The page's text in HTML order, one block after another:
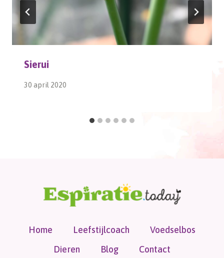
Sierui
30 april 2020
Home Leefstijlcoach
Voedselbos
Dieren
Blog Contact